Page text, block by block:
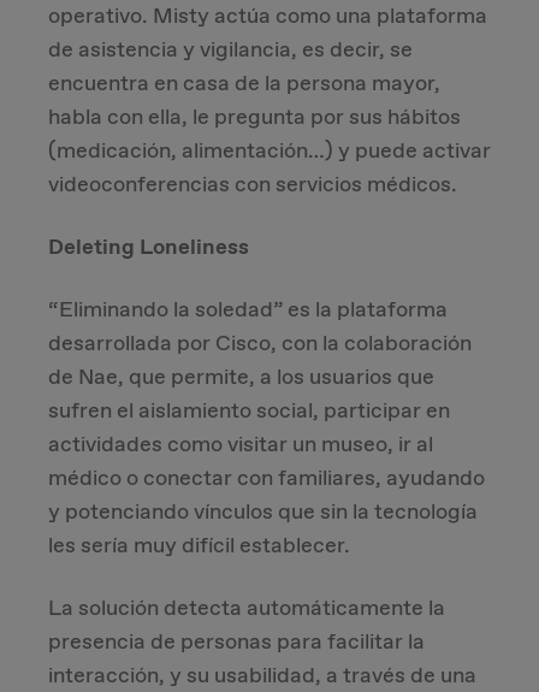
operativo. Misty actúa como una plataforma
de asistencia y vigilancia, es decir, se
encuentra en casa de la persona mayor,
habla con ella, le pregunta por sus hábitos
(medicación, alimentación…) y puede activar
videoconferencias con servicios médicos.
Deleting Loneliness
“Eliminando la soledad” es la plataforma
desarrollada por Cisco, con la colaboración
de Nae, que permite, a los usuarios que
sufren el aislamiento social, participar en
actividades como visitar un museo, ir al
médico o conectar con familiares, ayudando
y potenciando vínculos que sin la tecnología
les sería muy difícil establecer.
La solución detecta automáticamente la
presencia de personas para facilitar la
interacción, y su usabilidad, a través de una